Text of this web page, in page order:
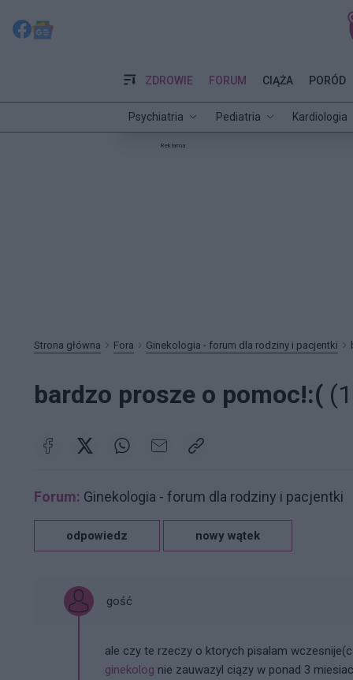
ZDROWIE
Psychiatria Pediatria Kardiologia
FORUM CIĄŻA PORÓD
Reklama:
Strona główna Fora Ginekologia - forum dla rodziny i pacjentki
bardzo prosze o pomoc!:(
Forum: Ginekologia - forum dla rodziny i pacjentki
odpowiedz nowy wątek
gość
ale czy te rzeczy o ktorych pisalam
ginekolog nie zauwazyl ciązy w ponad 3